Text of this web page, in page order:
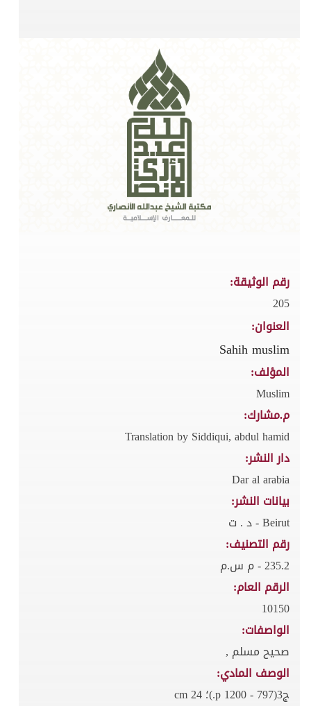
رقم الوثيقة:
205
العنوان:
Sahih muslim
المؤلف:
Muslim
م.مشارك:
Translation by Siddiqui, abdul hamid
دار النشر:
Dar al arabia
بيانات النشر:
Beirut - د . ت
رقم التصنيف:
235.2 - م س.م
الرقم العام:
10150
الواصفات:
صحيح مسلم ,
الوصف المادي:
ج3(797 - 1200 p.)؛ 24 cm